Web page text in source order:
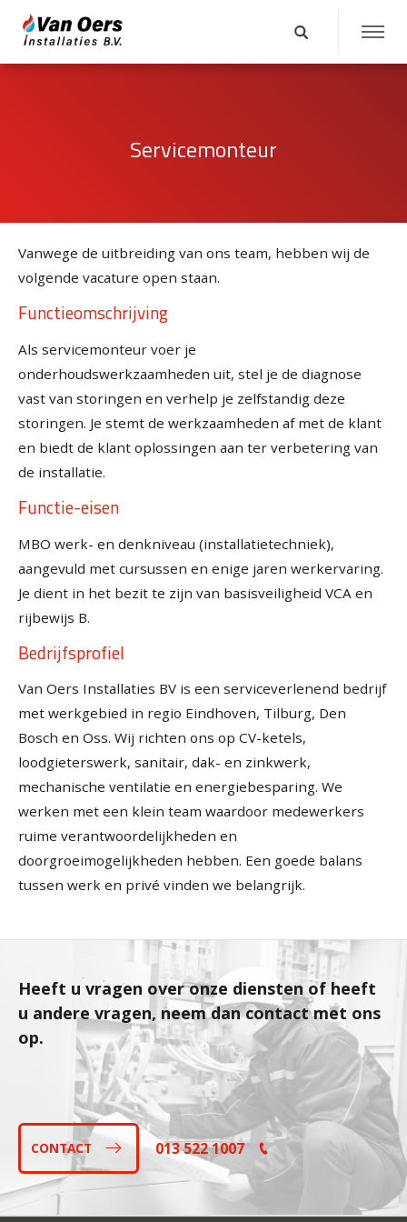
Servicemonteur
Vanwege de uitbreiding van ons team, hebben wij de
volgende vacature open staan.
Functieomschrijving
Als servicemonteur voer je
onderhoudswerkzaamheden uit, stel je de diagnose
vast van storingen en verhelp je zelfstandig deze
storingen. Je stemt de werkzaamheden af met de klant
en biedt de klant oplossingen aan ter verbetering van
de installatie.
Functie-eisen
MBO werk- en denkniveau (installatietechniek),
aangevuld met cursussen en enige jaren werkervaring.
Je dient in het bezit te zijn van basisveiligheid VCA en
rijbewijs B.
Bedrijfsprofiel
Van Oers Installaties BV is een serviceverlenend bedrijf
met werkgebied in regio Eindhoven, Tilburg, Den
Bosch en Oss. Wij richten ons op CV-ketels,
loodgieterswerk, sanitair, dak- en zinkwerk,
mechanische ventilatie en energiebesparing. We
werken met een klein team waardoor medewerkers
ruime verantwoordelijkheden en
doorgroeimogelijkheden hebben. Een goede balans
tussen werk en privé vinden we belangrijk.
Heeft u vragen over onze diensten of heeft
u andere vragen, neem dan contact met ons
op.
CONTACT 013 522 1007